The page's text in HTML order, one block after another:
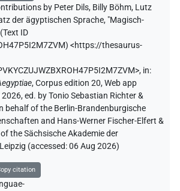
by Peter Dils, Billy Böhm, Lutz
der ägyptischen Sprache, "Magisch-
Text ID
) <https://thesaurus-
, in:
,Corpus edition 20, Web app
ed. by Tonio Sebastian Richter &
behalf of the Berlin-Brandenburgische
and Hans-Werner Fischer-Elfert &
the Sächsische Akademie der
(accessed:06 Aug 2026)
citation